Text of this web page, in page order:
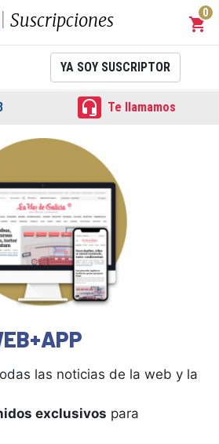
Suscripciones shopping_cart
0
YA SOY SUSCRIPTOR
 Te llamamos
las noticias de la web y la
exclusivos para